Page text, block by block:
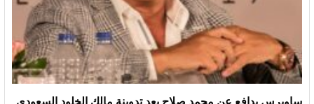
ساويرس يدافع عن محمد صلاح بعد تدوينة مالك الخلود السعودي